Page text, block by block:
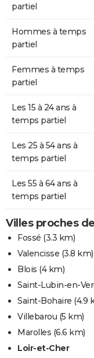
partiel
Hommes à temps
partiel
Femmes à temps
partiel
Les 15 à 24 ans à
temps partiel
Les 25 à 54 ans à
temps partiel
Les 55 à 64 ans à
temps partiel
Villes proches
Fossé (3.3 km)
Valencisse (3.8 km)
Blois (4 km)
Saint-Lubin-en-
Saint-Bohaire (4.9
Villebarou (5 km)
Marolles (6.6 km)
Loir-et-Cher